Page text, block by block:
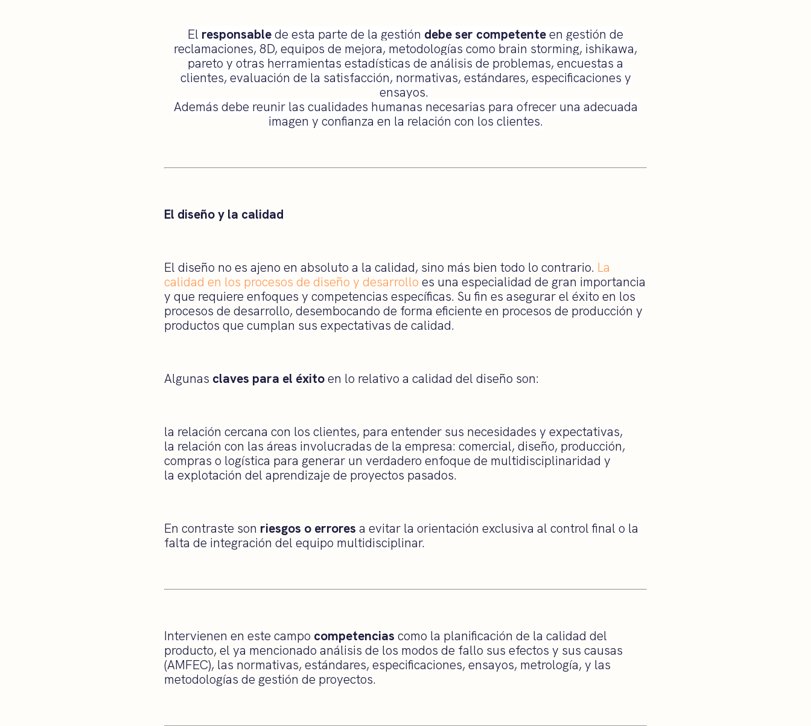
El responsablede esta parte de la gestión debe ser competenteen gestión de
reclamaciones, 8D, equipos de mejora, metodologías como brain storming, ishikawa,
pareto y otras herramientas estadísticas de análisis de problemas, encuestas a
clientes, evaluación de la satisfacción, normativas, estándares, especificaciones y
ensayos.
Además debe reunir las cualidades humanas necesarias para ofrecer una adecuada
imagen y confianza en la relación con los clientes.
El diseño y la calidad
El diseño no es ajeno en absoluto a la calidad, sino más bien todo lo contrario. La
calidad en los procesos de diseño y desarrollo es una especialidad de gran importancia
y que requiere enfoques y competencias específicas. Su fin es asegurar el éxito en los
procesos de desarrollo, desembocando de forma eficiente en procesos de producción y
productos que cumplan sus expectativas de calidad.
Algunas claves para el éxitoen lo relativo a calidad del diseño son:
la relación cercana con los clientes, para entender sus necesidades y expectativas,
la relación con las áreas involucradas de la empresa: comercial, diseño, producción,
compras o logística para generar un verdadero enfoque de multidisciplinaridad y
la explotación del aprendizaje de proyectos pasados.
En contraste son riesgos o errores a evitar la orientación exclusiva al control final o la
falta de integración del equipo multidisciplinar.
Intervienen en este campo competencias como la planificación de la calidad del
producto, el ya mencionado análisis de los modos de fallo sus efectos y sus causas
(AMFEC), las normativas, estándares, especificaciones, ensayos, metrología, y las
metodologías de gestión de proyectos.